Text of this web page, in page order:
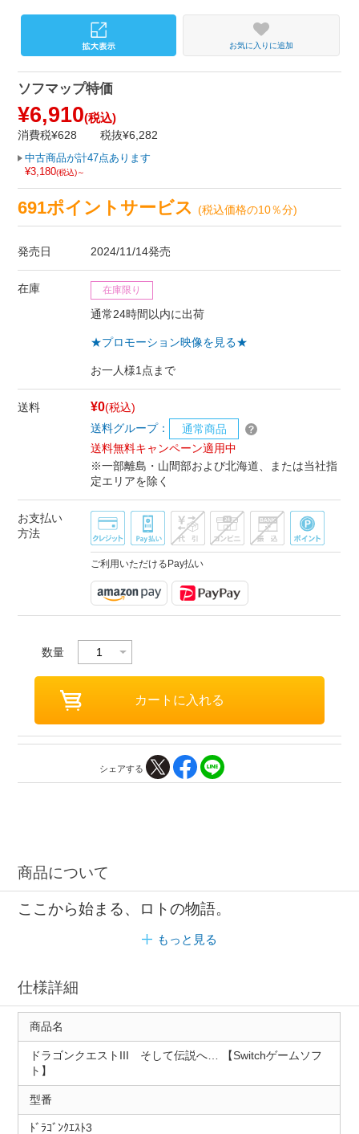
お気に入りに追加
ソフマップ特価
¥6,910(税込)
消費税¥628 税抜¥6,282
中古商品が計47点あります
¥3,180(税込)～
691ポイントサービス(税込価格の10％分)
発売日 2024/11/14発売
在庫 在庫限り
通常24時間以内に出荷
★プロモーション映像を見る★
お一人様1点まで
送料 ¥0(税込)
送料グループ：
通常商品
送料無料キャンペーン適用中
※一部離島・山間部および北海道、または当社指
定エリアを除く
お支払い
方法
ご利用いただけるPay払い
数量
シェアする
商品について
ここから始まる、ロトの物語。
もっと見る
仕様詳細
商品名
ドラゴンクエストIII そして伝説へ… 【Switchゲームソフ
ト】
型番
ﾄﾞﾗｺﾞﾝｸｴｽﾄ3